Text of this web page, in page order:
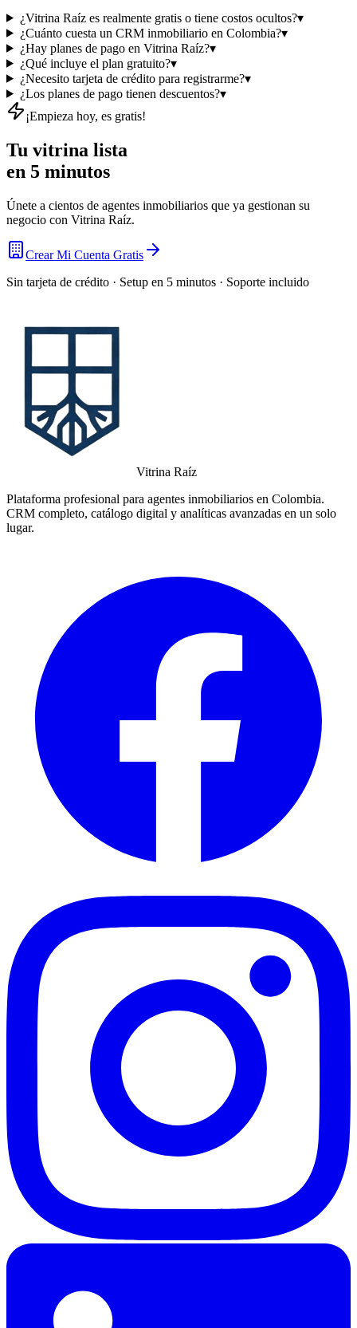
¿Vitrina Raíz es realmente gratis o tiene costos ocultos?▾
¿Cuánto cuesta un CRM inmobiliario en Colombia?▾
¿Hay planes de pago en Vitrina Raíz?▾
¿Qué incluye el plan gratuito?▾
¿Necesito tarjeta de crédito para registrarme?▾
¿Los planes de pago tienen descuentos?▾
¡Empieza hoy, es gratis!
Tu vitrina lista
en 5 minutos
Únete a cientos de agentes inmobiliarios que ya gestionan su
negocio con Vitrina Raíz.
Crear Mi Cuenta Gratis
Sin tarjeta de crédito · Setup en 5 minutos · Soporte incluido
Vitrina Raíz
Plataforma profesional para agentes inmobiliarios en Colombia.
CRM completo, catálogo digital y analíticas avanzadas en un solo
lugar.